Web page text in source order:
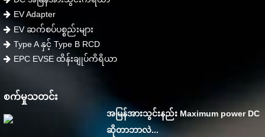
EV Adapter
EV ဆက်စပ်ပစ္စည်းများ
Type A နှင့် Type B RCD
EPC EVSE ထိန်းချုပ်ကိရိယာ
စက်မှုသတင်း
အမြန်အားသွင်းနည်း Maximum power DC
ဆိုတာဘာလဲ...